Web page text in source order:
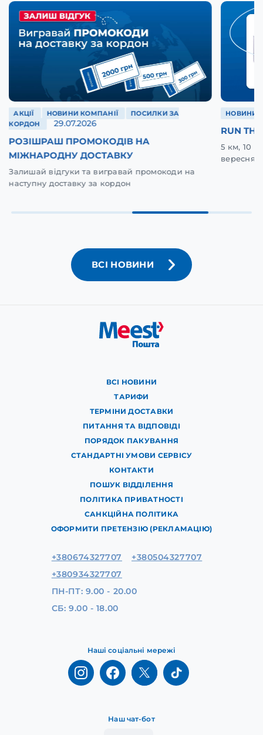
АКЦІЇ НОВИНИ КОМПАНІЇ
ПОСИЛКИ ЗА
КОРДОН
29.07.2026
РОЗІШРАШ ПРОМОКОДІВ НА
МІЖНАРОДНУ ДОСТАВКУ
Залишай відгуки та вигравай промокоди на
наступну доставку за кордон
НОВИНИ
RUN
5 км, 10
вересня
ВСІ НОВИНИ
ВСІ НОВИНИ
ТАРИФИ
ТЕРМІНИ ДОСТАВКИ
ПИТАННЯ ТА ВІДПОВІДІ
ПОРЯДОК ПАКУВАННЯ
СТАНДАРТНІ УМОВИ СЕРВІСУ
КОНТАКТИ
ПОШУК ВІДДІЛЕННЯ
ПОЛІТИКА ПРИВАТНОСТІ
САНКЦІЙНА ПОЛІТИКА
ОФОРМИТИ ПРЕТЕНЗІЮ (РЕКЛАМАЦІЮ)
Наш чат-бот
Наші соціальні мережі
+380674327707
+380504327707
+380934327707
ПН-ПТ: 9.00 - 20.00
СБ: 9.00 - 18.00